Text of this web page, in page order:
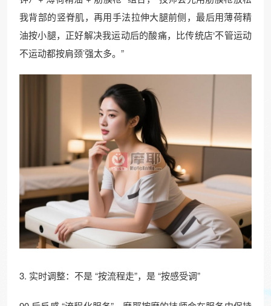
我背部的竖脊肌，再用手法拉伸大腿前侧，最后用薄荷精
油按小腿，正好解决我运动后的酸痛，比传统店‘不管运动
不运动都按肩颈’强太多。”​
3. 实时调整：不是 “按流程走”，是 “按感受调”​